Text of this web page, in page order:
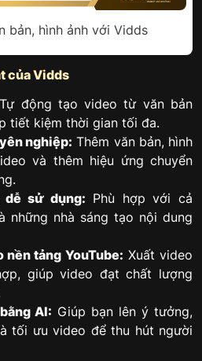
bản, hình ảnh với Vidds
của Vidds
Tự động tạo video từ văn bản
tiết kiệm thời gian tối đa.
nghiệp: Thêm văn bản, hình
và thêm hiệu ứng chuyển
dễ sử dụng: Phù hợp với cả
những nhà sáng tạo nội dung
tảng YouTube: Xuất video
giúp video đạt chất lượng
AI: Giúp bạn lên ý tưởng,
tối ưu video để thu hút người